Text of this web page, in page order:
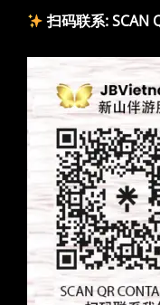
扫码联系: SCAN